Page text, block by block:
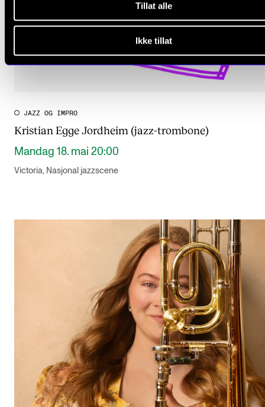
Tillat alle
Ikke tillat
JAZZ OG IMPRO
Kristian Egge Jordheim (jazz-trombone)
Mandag 18. mai 20:00
Victoria, Nasjonal jazzscene